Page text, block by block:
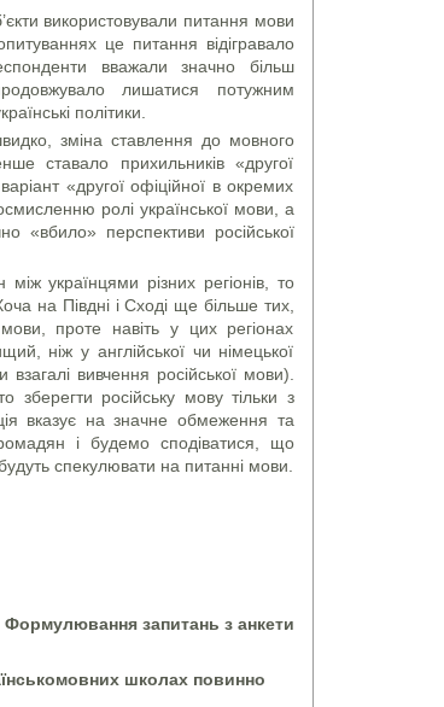
використовували питання мови
це питання відігравало
вважали значно більш
лишатися потужним
політики.
зміна ставлення до мовного
ставало прихильників «другої
«другої офіційної в окремих
ролі української мови, а
«вбило» перспективи російської
українцями різних регіонів, то
на Півдні і Сході ще більше тих,
проте навіть у цих регіонах
ніж у англійської чи німецької
вивчення російської мови).
російську мову тільки з
вказує на значне обмеження та
і будемо сподіватися, що
спекулювати на питанні мови.
Формулювання запитань з анкети
школах повинно